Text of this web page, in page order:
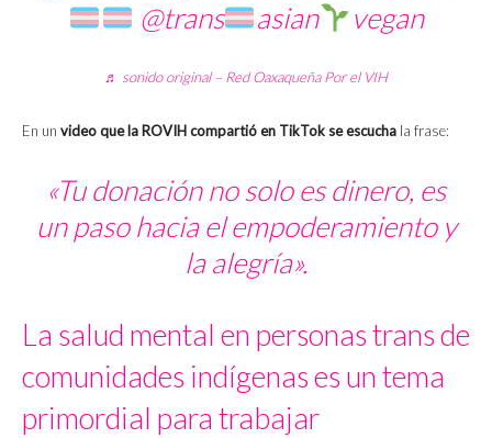
@trans
asian vegan
♬ sonido original – Red Oaxaqueña Por el VIH
En un video que la ROVIH compartió en TikTok se escucha la frase:
«Tu donación no solo es dinero, es
un paso hacia el empoderamiento y
la alegría».
La salud mental en personas trans de
comunidades indígenas es un tema
primordial para trabajar